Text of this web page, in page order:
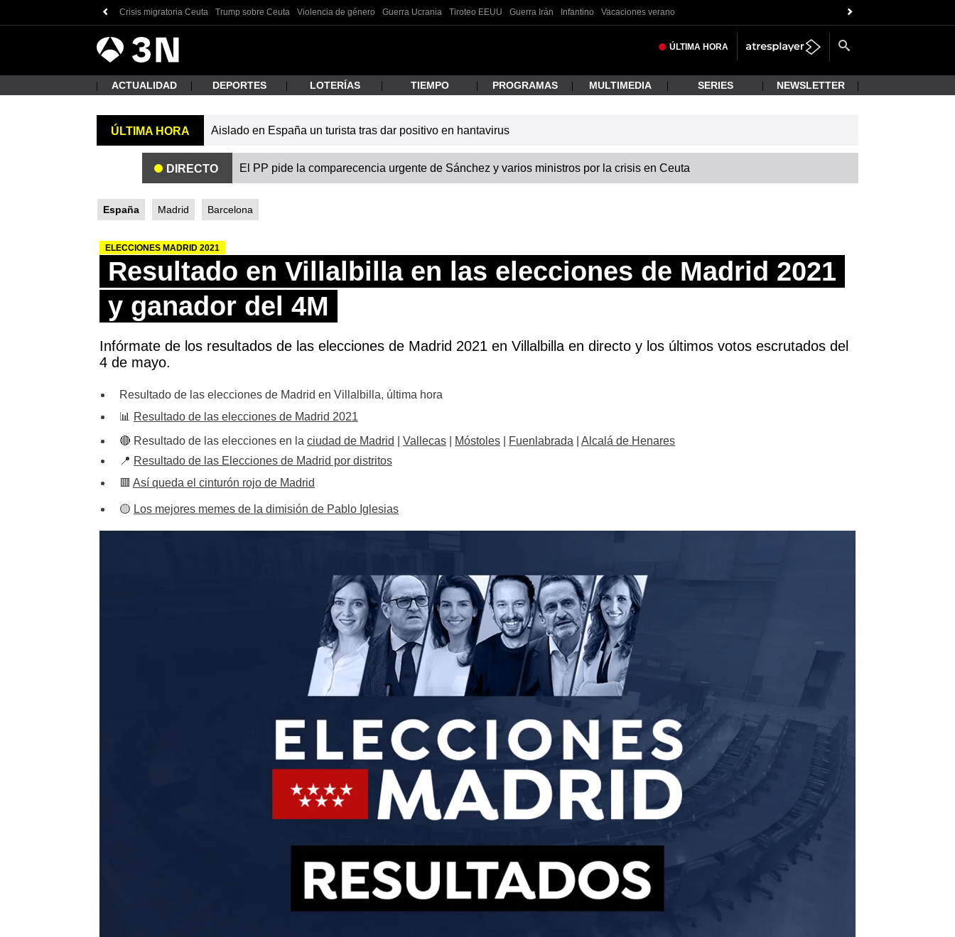
Crisis migratoria Ceuta Trump sobre Ceuta Violencia de género Guerra Ucrania Tiroteo EEUU Guerra Irán Infantino Vacaciones verano
3
Noticias ÚLTIMA HORA
¿Qué estás buscando?
Buscar
ACTUALIDAD DEPORTES LOTERÍAS TIEMPO PROGRAMAS MULTIMEDIA SERIES NEWSLETTER
ÚLTIMA HORA Aislado en España un turista tras dar positivo en hantavirus
DIRECTO El PP pide la comparecencia urgente de Sánchez y varios ministros por la crisis en Ceuta
España Madrid Barcelona
ELECCIONES MADRID 2021
Resultado en Villalbilla en las elecciones de Madrid 2021
y ganador del 4M
Infórmate de los resultados de las elecciones de Madrid 2021 en Villalbilla en directo y los últimos votos escrutados del
4 de mayo.
Resultado de las elecciones de Madrid en Villalbilla, última hora
📊 Resultado de las elecciones de Madrid 2021
🔴 Resultado de las elecciones en la ciudad de Madrid Vallecas Móstoles Fuenlabrada
Alcalá de Henares
📍 Resultado de las Elecciones de Madrid por distritos
🟥 Así queda el cinturón rojo de Madrid
🟡 Los mejores memes de la dimisión de Pablo Iglesias